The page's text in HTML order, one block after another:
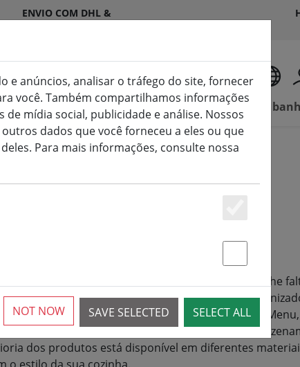
ENVIO COM DHL &
PT
Cozinha e alimentação (aktuelle Seite)
Viver Casa de
cozinha
equipamento básico de que necessita, mas ainda lhe
cozinha certos para um prazer culinário bem
de cozinha úteis de várias marcas, como LSA,
de facas, utensílios de lavagem, recipientes de
dos produtos está disponível em diferentes
e anúncios, analisar o tráfego do site, fornecer
você. Também compartilhamos informações
mídia social, publicidade e análise. Nossos
dados que você forneceu a eles ou que
Para mais informações, consulte nossa
SAVE SELECTED SELECT ALL
NOT NOW